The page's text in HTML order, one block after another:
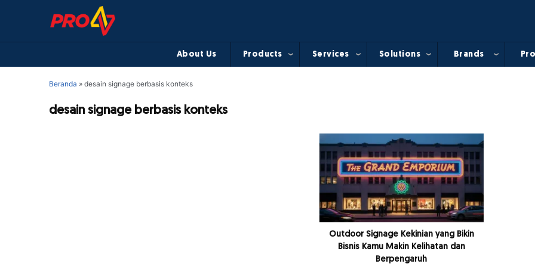
About Us Products Services Solutions Brands
Beranda » desain signage berbasis konteks
desain signage berbasis konteks
Outdoor Signage Kekinian yang Bikin
Bisnis Kamu Makin Kelihatan dan
Berpengaruh